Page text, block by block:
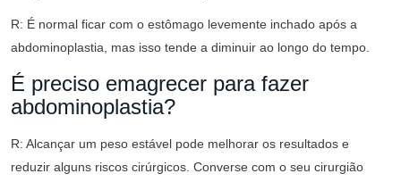
R: É normal ficar com o estômago levemente inchado após a
abdominoplastia, mas isso tende a diminuir ao longo do tempo.
É preciso emagrecer para fazer
abdominoplastia?
R: Alcançar um peso estável pode melhorar os resultados e
reduzir alguns riscos cirúrgicos. Converse com o seu cirurgião